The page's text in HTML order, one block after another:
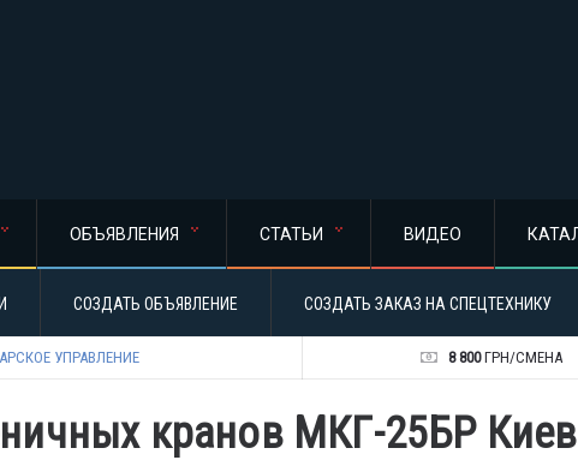
ОБЪЯВЛЕНИЯ СТАТЬИ ВИДЕО
СОЗДАТЬ ОБЪЯВЛЕНИЕ СОЗДАТЬ ЗАКАЗ НА СПЕЦТЕХНИКУ
УПРАВЛЕНИЕ 8 800 ГРН/СМЕНА
кранов МКГ-25БР